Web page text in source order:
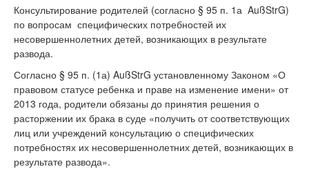
Консультирование родителей (согласно § 95 п. 1а AußStrG)
по вопросам специфических потребностей их
несовершеннолетних детей, возникающих в результате
развода.
Согласно § 95 п. (1а) AußStrG установленному Законом «О
правовом статусе ребенка и праве на изменение имени» от
2013 года, родители обязаны до принятия решения о
расторжении их брака в суде «получить от соответствующих
лиц или учреждений консультацию о специфических
потребностях их несовершеннолетних детей, возникающих в
результате развода».